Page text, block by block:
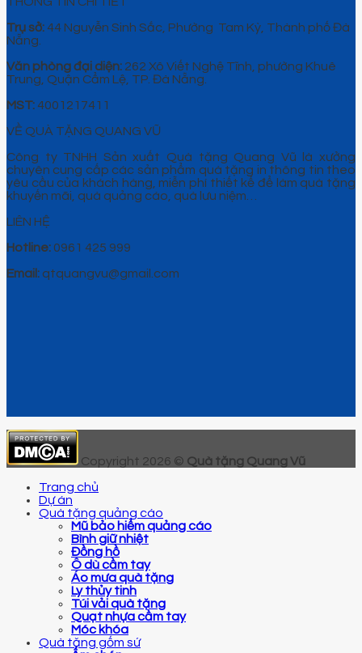
Trụ sở: 44 Nguyễn Sinh Sắc, Phường Tam Kỳ, Thành phố Đà
Nẵng.
Văn phòng đại diện: 262 Xô Viết Nghệ Tĩnh, phường Khuê
Trung, Quận Cẩm Lệ, TP. Đà Nẵng.
MST: 4001217411
VỀ QUÀ TẶNG QUANG VŨ
Công ty TNHH Sản xuất Quà tặng Quang Vũ là xưởng
chuyên cung cấp các sản phẩm quà tặng in thông tin theo
yêu cầu của khách hàng, miễn phí thiết kế để làm quà tặng
khuyến mãi, quà quảng cáo, quà lưu niệm…
LIÊN HỆ
Hotline: 0961 425 999
Email: qtquangvu@gmail.com
Copyright 2026 © Quà tặng Quang Vũ
Trang chủ
Dự án
Quà tặng quảng cáo
Mũ bảo hiểm quảng cáo
Bình giữ nhiệt
Đồng hồ
Ô dù cầm tay
Áo mưa quà tặng
Ly thủy tinh
Túi vải quà tặng
Quạt nhựa cầm tay
Móc khóa
Quà tặng gốm sứ